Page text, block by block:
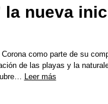
la nueva
como parte de su
de las playas y la
Leer más